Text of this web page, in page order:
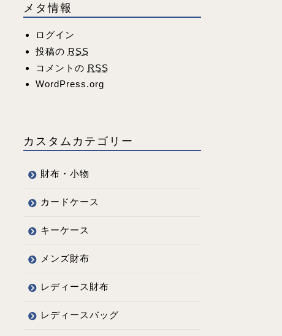
メタ情報
ログイン
投稿の RSS
コメントの RSS
WordPress.org
カスタムカテゴリー
財布・小物
カードケース
キーケース
メンズ財布
レディース財布
レディースバッグ